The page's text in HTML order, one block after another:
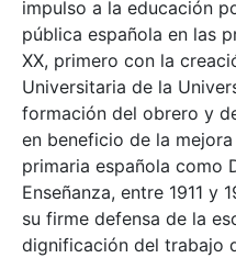
impulso a la educación
pública española en las
XX, primero con la
Universitaria de la
formación del obrero y
en beneficio de la
primaria española como
Enseñanza, entre 1911 y
su firme defensa de la
dignificación del trabajo